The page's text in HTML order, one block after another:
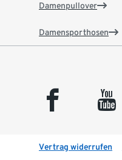
Damenpullover
Damensporthosen
facebook youtube
Vertrag widerrufen